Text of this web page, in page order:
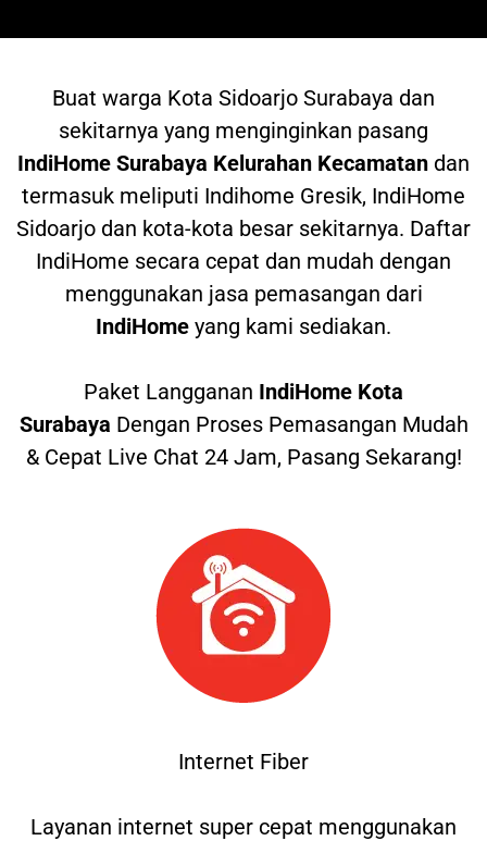
Buat warga Kota Sidoarjo Surabaya dan
sekitarnya yang menginginkan pasang
IndiHome Surabaya Kelurahan Kecamatan dan
termasuk meliputi Indihome Gresik, IndiHome
Sidoarjo dan kota-kota besar sekitarnya. Daftar
IndiHome secara cepat dan mudah dengan
menggunakan jasa pemasangan dari
IndiHome yang kami sediakan.
Paket Langganan IndiHome Kota
Surabaya Dengan Proses Pemasangan Mudah
& Cepat Live Chat 24 Jam, Pasang Sekarang!
Internet Fiber
Layanan internet super cepat menggunakan